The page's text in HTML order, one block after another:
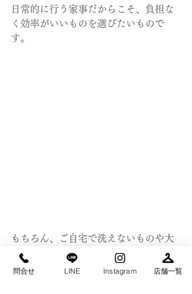
日常的に行う家事だからこそ、負担な
く効率がいいものを選びたいもので
す。
もちろん、ご自宅で洗えないものや大
切なものなどはクリーニングに頼って
ください。
問合せ LINE Instagram 店舗一覧